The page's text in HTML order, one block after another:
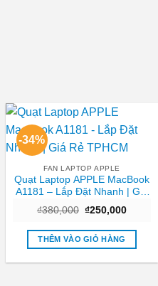
-34%
FAN LAPTOP APPLE
Quạt Laptop APPLE MacBook
A1181 – Lắp Đặt Nhanh | Giá
₫380,000 Giá
là:
₫380,000.
₫250,000Giá
tại
THÊM VÀO GIỎ HÀNG